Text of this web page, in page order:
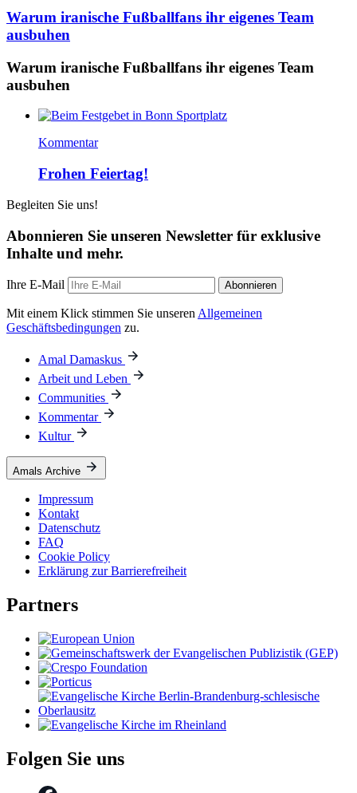
Warum iranische Fußballfans ihr eigenes Team
ausbuhen
Warum iranische Fußballfans ihr eigenes Team
ausbuhen
Kommentar
Frohen Feiertag!
Begleiten Sie uns!
Abonnieren Sie unseren Newsletter für exklusive
Inhalte und mehr.
Ihre E-Mail Abonnieren
Mit einem Klick stimmen Sie unseren Allgemeinen
Geschäftsbedingungen zu.
Amal Damaskus
Arbeit und Leben
Communities
Kommentar
Kultur
Amals Archive
Impressum
Kontakt
Datenschutz
FAQ
Cookie Policy
Erklärung zur Barrierefreiheit
Partners
Folgen Sie uns